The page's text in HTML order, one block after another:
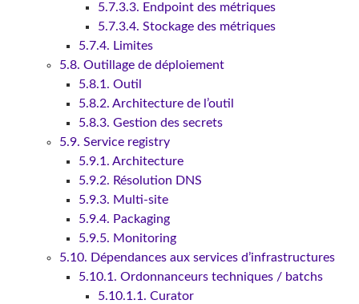
5.7.3.3. Endpoint des métriques
5.7.3.4. Stockage des métriques
5.7.4. Limites
5.8. Outillage de déploiement
5.8.1. Outil
5.8.2. Architecture de l’outil
5.8.3. Gestion des secrets
5.9. Service registry
5.9.1. Architecture
5.9.2. Résolution DNS
5.9.3. Multi-site
5.9.4. Packaging
5.9.5. Monitoring
5.10. Dépendances aux services d’infrastructures
5.10.1. Ordonnanceurs techniques / batchs
5.10.1.1. Curator